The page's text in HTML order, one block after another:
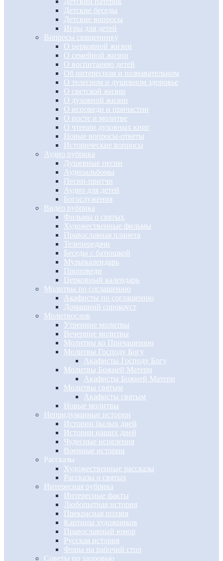
Детские беседы
Детские вопросы
Игры для детей
Вопросы священнику
О церковной жизни
О семейной жизни
О воспитанию детей
Об интересном и познавательном
О телесном и душевном здоровье
О светской жизни
О духовной жизни
О исповеди и причастии
О посте и молитве
О чтении духовных книг
Новые вопросы-ответы
Исторические вопросы
Аудио рубрика
Душевные песни
Аудиоальбомы
Песни-притчи
Аудио для детей
Богослужения
Видео рубрика
Фильмы о святых
Художественные фильмы
Православная планета
Телепередачи
Беседы с батюшкой
Мульткалендарь
Проповеди
Церковный календарь
Молитвы по соглашению
Акафисты по соглашению
Домашний сорокоуст
Молитвослов
Утренние молитвы
Вечерние молитвы
Молитвы ко Причащению
Молитвы Господу Богу
Акафисты Господу Богу
Молитвы Божией Матери
Акафисты Божией Матери
Молитвы святым
Акафисты святым
Новые молитвы
Непридуманные истории
Истории былых дней
Истории наших дней
Чудесные исцеления
Военные истории
Рассказы
Художественные рассказы
Рассказы о святых
Интересная рубрика
Интересные факты
Любопытная история
Прекрасная поэзия
Картины художников
Православный юмор
Русская история
Фоны на рабочий стол
Советы по здоровью